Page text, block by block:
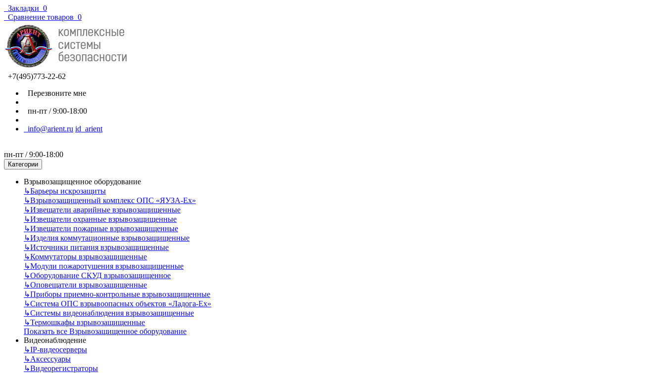
Закладки 0
Сравнение товаров 0
+7(495)773-22-62
Перезвоните мне
пн-пт / 9:00-18:00
info@arient.ru id_arient
пн-пт / 9:00-18:00
Категории
Взрывозащищенное оборудование
↳Барьеры искрозащиты
↳Взрывозащищенный комплекс ОПС «ЯУЗА-Ех»
↳Извещатели аварийные взрывозащищенные
↳Извещатели охранные взрывозащищенные
↳Извещатели пожарные взрывозащищенные
↳Изделия коммутационные взрывозащищенные
↳Источники питания взрывозащищенные
↳Коммутаторы взрывозащищенные
↳Модули пожаротушения взрывозащищенные
↳Оборудование СКУД взрывозащищенное
↳Оповещатели взрывозащищенные
↳Приборы приемно-контрольные взрывозащищенные
↳Система ОПС взрывоопасных объектов «Ладога-Ex»
↳Системы видеонаблюдения взрывозащищенные
↳Термошкафы взрывозащищенные
Показать все Взрывозащищенное оборудование
Видеонаблюдение
↳IP-видеосерверы
↳Аксессуары
↳Видеорегистраторы